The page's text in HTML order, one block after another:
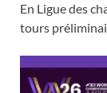
En Ligue des
tours